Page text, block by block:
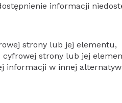
informacji
strony lub jej elementu,
cyfrowej strony lub jej
informacji w innej